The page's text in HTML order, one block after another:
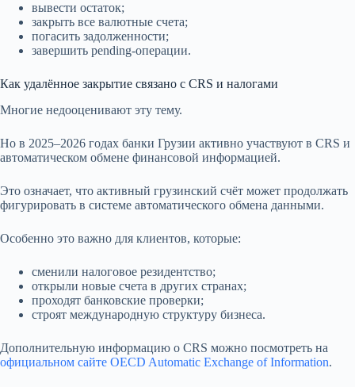
вывести остаток;
закрыть все валютные счета;
погасить задолженности;
завершить pending-операции.
Как удалённое закрытие связано с CRS и налогами
Многие недооценивают эту тему.
Но в 2025–2026 годах банки Грузии активно участвуют в CRS и
автоматическом обмене финансовой информацией.
Это означает, что активный грузинский счёт может продолжать
фигурировать в системе автоматического обмена данными.
Особенно это важно для клиентов, которые:
сменили налоговое резидентство;
открыли новые счета в других странах;
проходят банковские проверки;
строят международную структуру бизнеса.
Дополнительную информацию о CRS можно посмотреть на
официальном сайте OECD Automatic Exchange of Information.